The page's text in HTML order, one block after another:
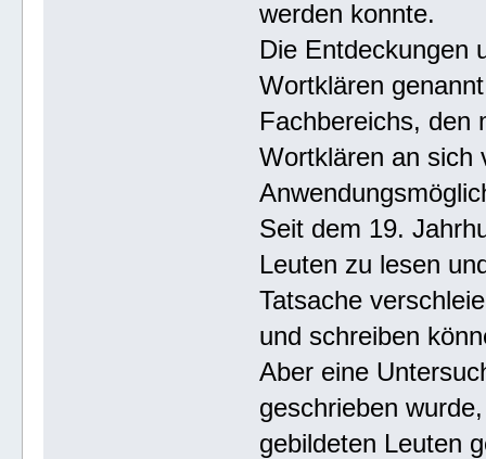
werden konnte.
Die Entdeckungen
Wortklären
Fachbereichs, den
Wortklären an sich
Seit dem 19.
Leuten zu lesen
Tatsache
und schreiben
Aber eine
geschrieben
gebildeten Leuten